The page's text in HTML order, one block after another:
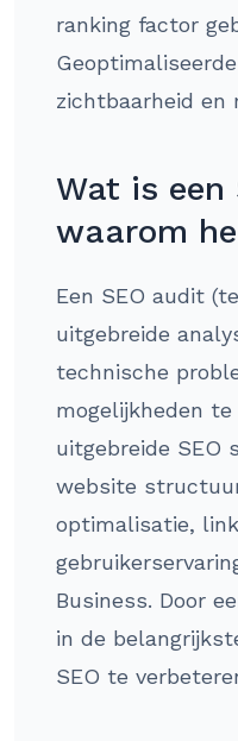
ranking factor
zichtbaarheid en
Wat is een
waarom
Een SEO audit
uitgebreide
technische
mogelijkheden
uitgebreide SEO
website
optimalisatie,
Business. Door
in de
SEO te